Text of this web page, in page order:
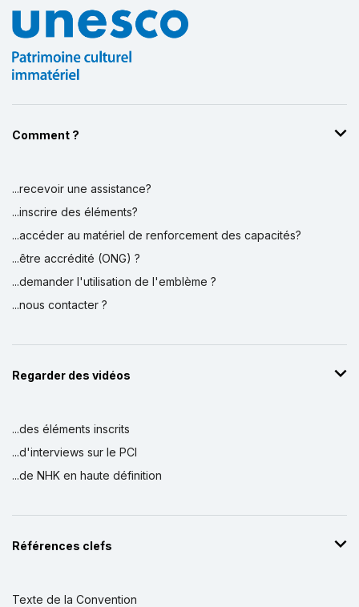
Comment ?
...recevoir une assistance?
...inscrire des éléments?
...accéder au matériel de renforcement des capacités?
...être accrédité (ONG) ?
...demander l'utilisation de l'emblème ?
...nous contacter ?
Regarder des vidéos
...des éléments inscrits
...d'interviews sur le PCI
...de NHK en haute définition
Références clefs
Texte de la Convention